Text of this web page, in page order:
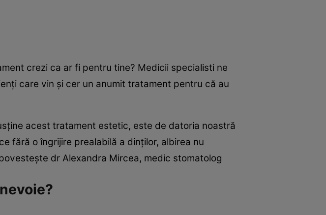
crezi ca ar fi pentru tine? Medicii specialisti ne
care vin şi cer un anumit tratament pentru că au
acest tratament estetic, este de datoria noastră
fără o îngrijire prealabilă a dinţilor, albirea nu
dr Alexandra Mircea, medic stomatolog